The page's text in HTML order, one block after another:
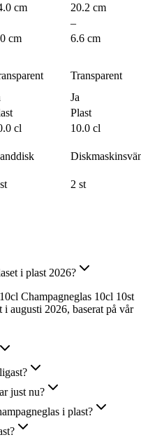
cm
20.2 cm
–
cm
6.6 cm
Transparent
Ja
Plast
cl 10.0 cl
2 st
i plast 2026?
Champagneglas 10cl 10st
i augusti 2026, baserat på vår
just nu?
i plast?